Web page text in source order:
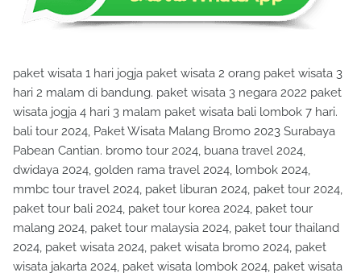
paket wisata 1 hari jogja paket wisata 2 orang paket wisata 3
hari 2 malam di bandung. paket wisata 3 negara 2022 paket
wisata jogja 4 hari 3 malam paket wisata bali lombok 7 hari.
bali tour 2024, Paket Wisata Malang Bromo 2023 Surabaya
Pabean Cantian. bromo tour 2024, buana travel 2024,
dwidaya 2024, golden rama travel 2024, lombok 2024,
mmbc tour travel 2024, paket liburan 2024, paket tour 2024,
paket tour bali 2024, paket tour korea 2024, paket tour
malang 2024, paket tour malaysia 2024, paket tour thailand
2024, paket wisata 2024, paket wisata bromo 2024, paket
wisata jakarta 2024, paket wisata lombok 2024, paket wisata